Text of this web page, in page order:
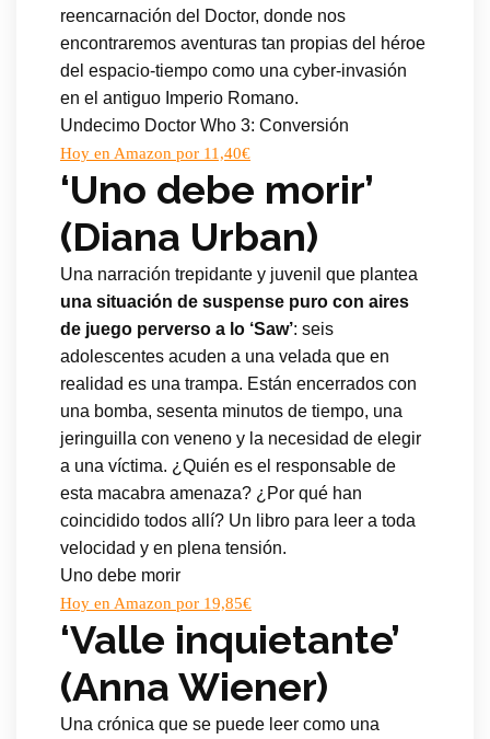
reencarnación del Doctor, donde nos
encontraremos aventuras tan propias del héroe
del espacio-tiempo como una cyber-invasión
en el antiguo Imperio Romano.
Undecimo Doctor Who 3: Conversión
Hoy en Amazon por 11,40€
‘Uno debe morir’
(Diana Urban)
Una narración trepidante y juvenil que plantea
una situación de suspense puro con aires
de juego perverso a lo ‘Saw’: seis
adolescentes acuden a una velada que en
realidad es una trampa. Están encerrados con
una bomba, sesenta minutos de tiempo, una
jeringuilla con veneno y la necesidad de elegir
a una víctima. ¿Quién es el responsable de
esta macabra amenaza? ¿Por qué han
coincidido todos allí? Un libro para leer a toda
velocidad y en plena tensión.
Uno debe morir
Hoy en Amazon por 19,85€
‘Valle inquietante’
(Anna Wiener)
Una crónica que se puede leer como una